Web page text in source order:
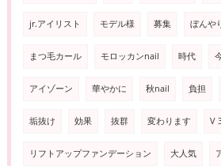
jr.アイリスト モデル様 募集 ぼんや
まつ毛カール モロッカンnail 時代
アイゾーン 華やかに 秋nail 負担
垢抜け 効果 抜群 変わります V
リフトアップファンデーション 大人気